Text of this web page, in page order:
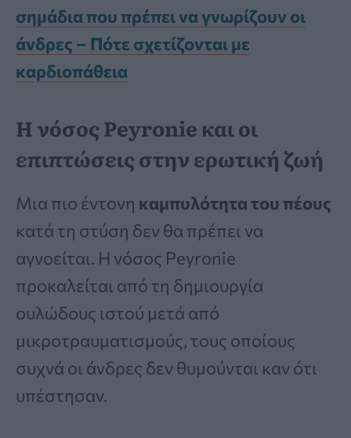
σημάδια που πρέπει να γνωρίζουν οι
άνδρες – Πότε σχετίζονται με
καρδιοπάθεια
Η νόσος Peyronie και οι
επιπτώσεις στην ερωτική ζωή
Μια πιο έντονη καμπυλότητα του πέους
κατά τη στύση δεν θα πρέπει να
αγνοείται. Η νόσος Peyronie
προκαλείται από τη δημιουργία
ουλώδους ιστού μετά από
μικροτραυματισμούς, τους οποίους
συχνά οι άνδρες δεν θυμούνται καν ότι
υπέστησαν.